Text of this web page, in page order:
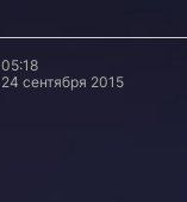
05:18
24 сентября 2015